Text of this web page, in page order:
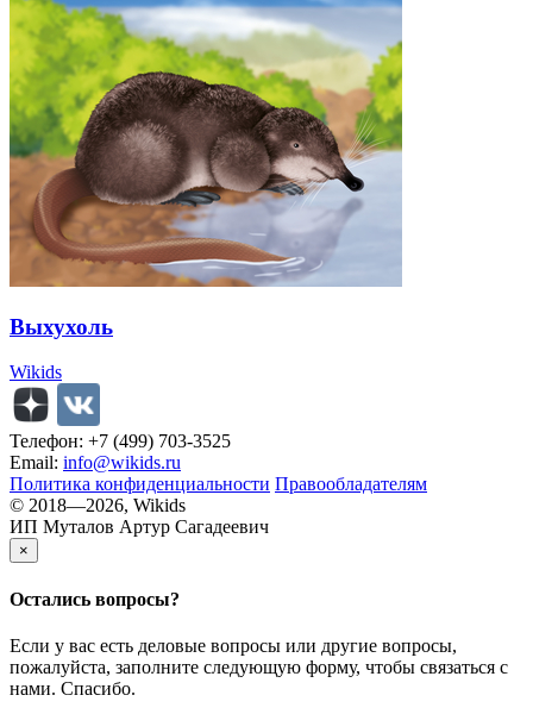
Выхухоль
Wikids
Телефон: +7 (499) 703-3525
Email: info@wikids.ru
Политика конфиденциальности Правообладателям
© 2018—2026, Wikids
ИП Муталов Артур Сагадеевич
×
Остались вопросы?
Если у вас есть деловые вопросы или другие вопросы,
пожалуйста, заполните следующую форму, чтобы связаться с
нами. Спасибо.